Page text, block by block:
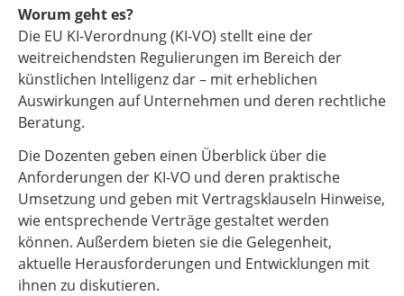
Worum geht es?
Die EU KI-Verordnung (KI-VO) stellt eine der
weitreichendsten Regulierungen im Bereich der
künstlichen Intelligenz dar – mit erheblichen
Auswirkungen auf Unternehmen und deren rechtliche
Beratung.
Die Dozenten geben einen Überblick über die
Anforderungen der KI-VO und deren praktische
Umsetzung und geben mit Vertragsklauseln Hinweise,
wie entsprechende Verträge gestaltet werden
können. Außerdem bieten sie die Gelegenheit,
aktuelle Herausforderungen und Entwicklungen mit
ihnen zu diskutieren.